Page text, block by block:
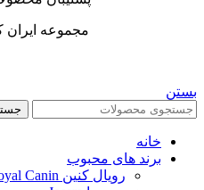
مجموعه ایران
بستن
خانه
برند های محبوب
رویال کنین Royal Canin